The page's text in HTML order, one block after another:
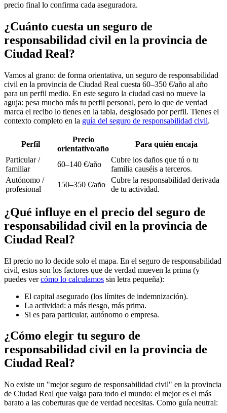
precio final lo confirma cada aseguradora.
¿Cuánto cuesta un seguro de
responsabilidad civil en la provincia de
Ciudad Real?
Vamos al grano: de forma orientativa, un seguro de responsabilidad
civil en la provincia de Ciudad Real cuesta 60–350 €/año al año
para un perfil medio. En este seguro la ciudad casi no mueve la
aguja: pesa mucho más tu perfil personal, pero lo que de verdad
marca el recibo lo tienes en la tabla, desglosado por perfil. Tienes el
contexto completo en la guía del seguro de responsabilidad civil.
Perfil
Precio
orientativo/año
Para quién encaja
Particular /
familiar
60–140 €/año
Cubre los daños que tú o tu
familia causéis a terceros.
Autónomo /
profesional
150–350 €/año
Cubre la responsabilidad derivada
de tu actividad.
¿Qué influye en el precio del seguro de
responsabilidad civil en la provincia de
Ciudad Real?
El precio no lo decide solo el mapa. En el seguro de responsabilidad
civil, estos son los factores que de verdad mueven la prima (y
puedes vercómo lo calculamos sin letra pequeña):
El capital asegurado (los límites de indemnización).
La actividad: a más riesgo, más prima.
Si es para particular, autónomo o empresa.
¿Cómo elegir tu seguro de
responsabilidad civil en la provincia de
Ciudad Real?
No existe un "mejor seguro de responsabilidad civil" en la provincia
de Ciudad Real que valga para todo el mundo: el mejor es el más
barato a las coberturas que de verdad necesitas. Como guía neutral: